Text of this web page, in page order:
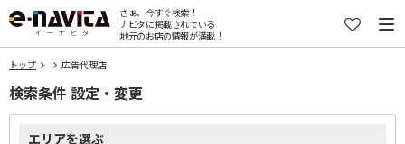
さぁ、今すぐ検索！
ナビタに掲載されている
地元のお店の情報が満載！
トップ 広告代理店
検索条件 設定・変更
エリアを選ぶ